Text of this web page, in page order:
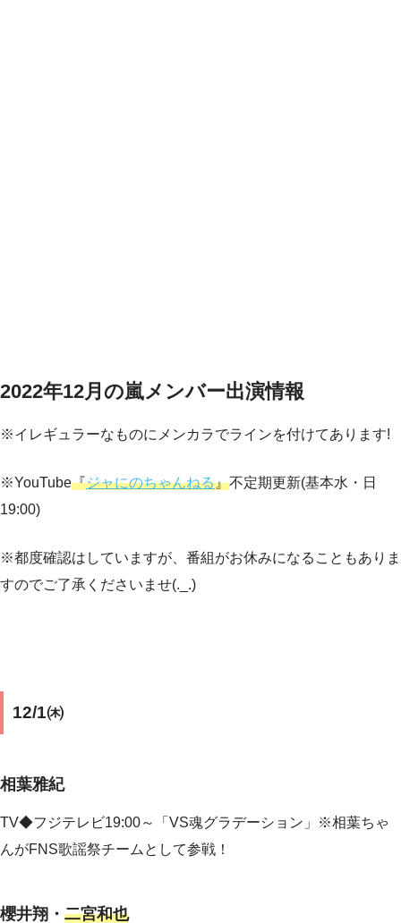
2022年12月の嵐メンバー出演情報
※イレギュラーなものにメンカラでラインを付けてあります!
※YouTube『ジャにのちゃんねる』不定期更新(基本水・日
19:00)
※都度確認はしていますが、番組がお休みになることもありま
すのでご了承くださいませ(._.)
12/1㈭
相葉雅紀
TV◆フジテレビ19:00～「VS魂グラデーション」※相葉ちゃ
んがFNS歌謡祭チームとして参戦！
櫻井翔・ 二宮和也